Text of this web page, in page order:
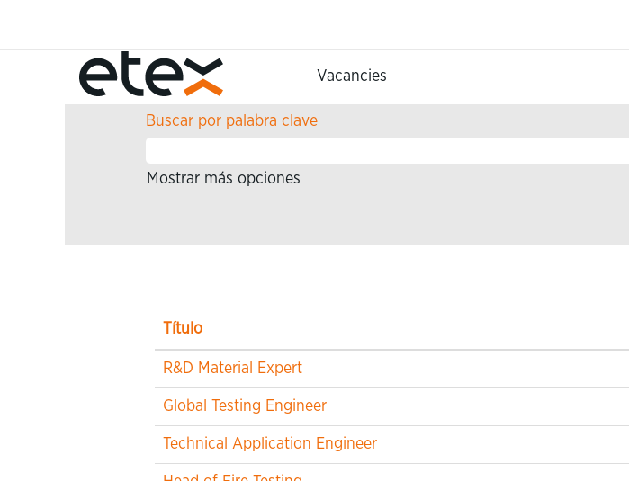
Vacancies
Resultados de búsqueda de
Buscar por palabra clave
Mostrar más opciones
Título
R&D Material Expert
Global Testing Engineer
Technical Application Engineer